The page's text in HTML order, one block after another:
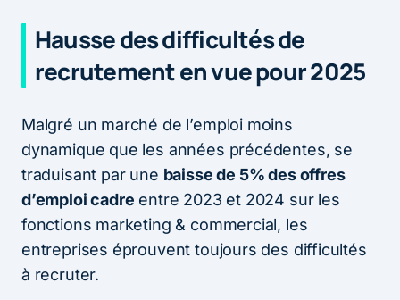
Hausse des difficultés de
recrutement en vue pour 2025
Malgré un marché de l’emploi moins
dynamique que les années précédentes, se
traduisant par une baisse de 5% des offres
d’emploi cadre entre 2023 et 2024 sur les
fonctions marketing & commercial, les
entreprises éprouvent toujours des difficultés
à recruter.